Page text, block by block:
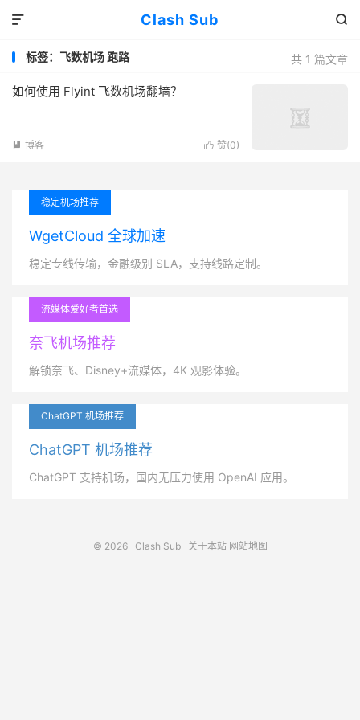
Clash Sub 

共 1 篇文章
标签：飞数机场 跑路
如何使用 Flyint 飞数机场翻墙？
 赞(0)
 博客
稳定机场推荐
WgetCloud 全球加速
稳定专线传输，金融级别 SLA，支持线路定制。
流媒体爱好者首选
奈飞机场推荐
解锁奈飞、Disney+流媒体，4K 观影体验。
ChatGPT 机场推荐
ChatGPT 机场推荐
ChatGPT 支持机场，国内无压力使用 OpenAI 应用。
© 2026 Clash Sub 关于本站 网站地图